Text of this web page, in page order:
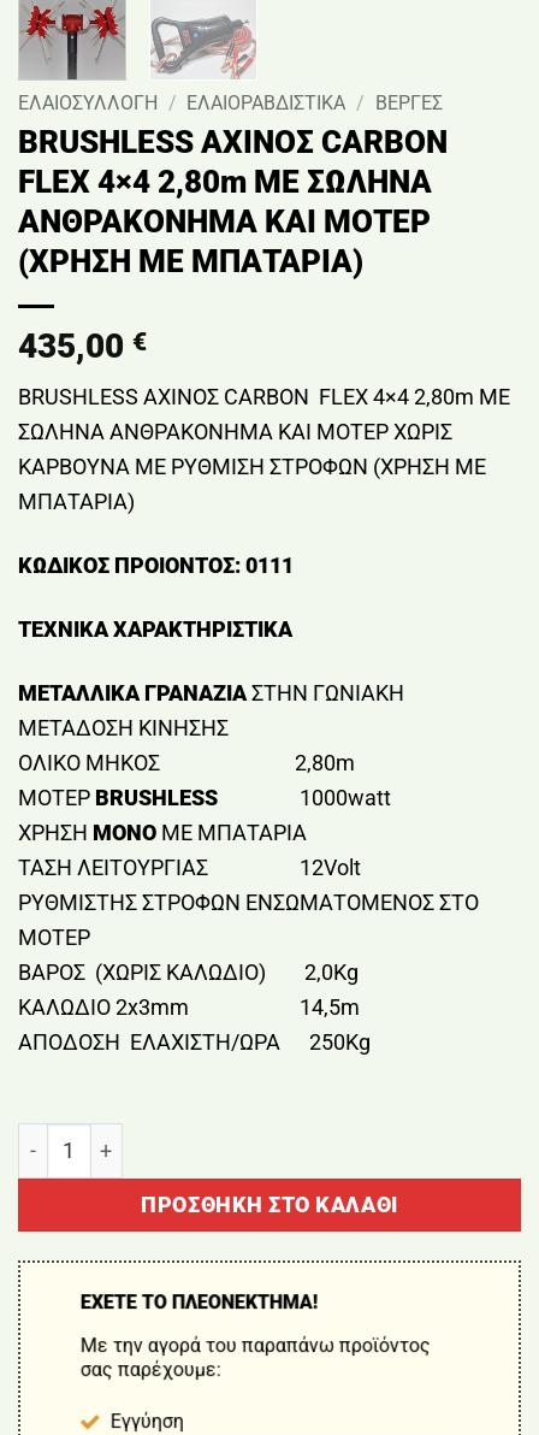
ΕΛΑΙΟΣΥΛΛΟΓΗ / ΕΛΑΙΟΡΑΒΔΙΣΤΙΚΑ / ΒΕΡΓΕΣ
BRUSHLESS ΑΧΙΝΟΣ CARBON
FLEX 4×4 2,80m ΜΕ ΣΩΛΗΝΑ
ΑΝΘΡΑΚΟΝΗΜΑ ΚΑΙ ΜΟΤΕΡ
(ΧΡΗΣΗ ΜΕ ΜΠΑΤΑΡΙΑ)
435,00 €
BRUSHLESS ΑΧΙΝΟΣ CARBON FLEX 4×4 2,80m ΜΕ
ΣΩΛΗΝΑ ΑΝΘΡΑΚΟΝΗΜΑ ΚΑΙ ΜΟΤΕΡ ΧΩΡΙΣ
ΚΑΡΒΟΥΝΑ ΜΕ ΡΥΘΜΙΣΗ ΣΤΡΟΦΩΝ (ΧΡΗΣΗ ΜΕ
ΜΠΑΤΑΡΙΑ)
ΚΩΔΙΚΟΣ ΠΡΟΙΟΝΤΟΣ: 0111
ΤΕΧΝΙΚΑ ΧΑΡΑΚΤΗΡΙΣΤΙΚΑ
ΜΕΤΑΛΛΙΚΑ ΓΡΑΝΑΖΙΑΣΤΗΝ ΓΩΝΙΑΚΗ
ΜΕΤΑΔΟΣΗ ΚΙΝΗΣΗΣ
ΟΛΙΚΟ ΜΗΚΟΣ 2,80m
ΜΟΤΕΡ BRUSHLESS 1000watt
ΧΡΗΣΗ ΜΟΝΟ ΜΕ ΜΠΑΤΑΡΙΑ
ΤΑΣΗ ΛΕΙΤΟΥΡΓΙΑΣ 12Volt
ΡΥΘΜΙΣΤΗΣ ΣΤΡΟΦΩΝ ΕΝΣΩΜΑΤΟΜΕΝΟΣ ΣΤΟ
ΜΟΤΕΡ
ΒΑΡΟΣ (ΧΩΡΙΣ ΚΑΛΩΔΙΟ) 2,0Κg
ΚΑΛΩΔΙΟ 2x3mm 14,5m
ΑΠΟΔΟΣΗ ΕΛΑΧΙΣΤΗ/ΩΡΑ 250Kg
ΠΡΟΣΘΉΚΗ ΣΤΟ ΚΑΛΆΘΙ
ΕΧΕΤΕ ΤΟ ΠΛΕΟΝΕΚΤΗΜΑ!
Με την αγορά του παραπάνω προϊόντος
σας παρέχουμε:
Εγγύηση